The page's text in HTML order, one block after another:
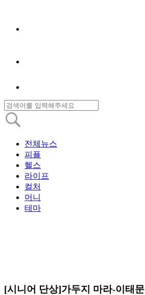
전체뉴스
피플
헬스
라이프
컬처
머니
테마
[시니어 단상]가두지 마라-이태문